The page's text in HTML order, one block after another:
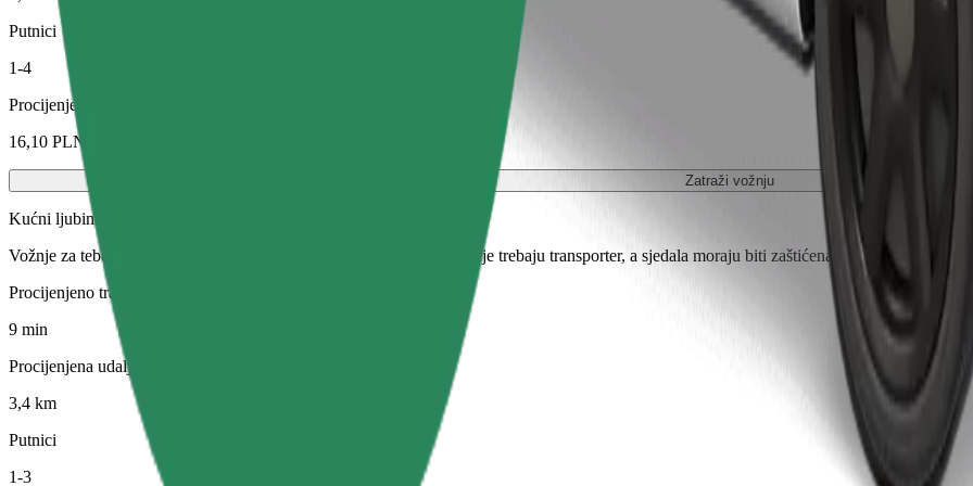
Putnici
1-4
Procijenjena cijena
16,10 PLN
Zatraži vožnju
Kućni ljubimci
Vožnje za tebe i tvog ljubimca. Psi moraju nositi brnjicu, male životinje trebaju transporter, a sjedala moraju biti zaštićena dekom ili
Procijenjeno trajanje putovanja
9 min
Procijenjena udaljenost
3,4 km
Putnici
1-3